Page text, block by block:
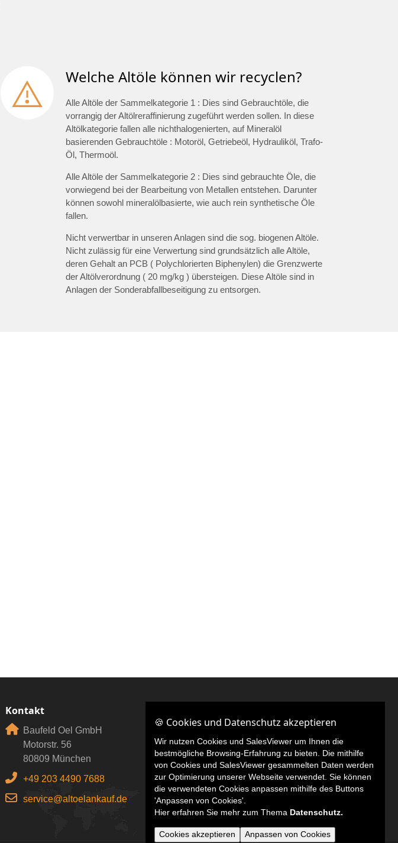
Welche Altöle können wir recyclen?
Alle Altöle der Sammelkategorie 1 : Dies sind Gebrauchtöle, die
vorrangig der Altölreraffinierung zugeführt werden sollen. In diese
Altölkategorie fallen alle nichthalogenierten, auf Mineralöl
basierenden Gebrauchtöle : Motoröl, Getriebeöl, Hydrauliköl, Trafo-
Öl, Thermoöl.
Alle Altöle der Sammelkategorie 2 : Dies sind gebrauchte Öle, die
vorwiegend bei der Bearbeitung von Metallen entstehen. Darunter
können sowohl mineralölbasierte, wie auch rein synthetische Öle
fallen.
Nicht verwertbar in unseren Anlagen sind die sog. biogenen Altöle.
Nicht zulässig für eine Verwertung sind grundsätzlich alle Altöle,
deren Gehalt an PCB ( Polychlorierten Biphenylen) die Grenzwerte
der Altölverordnung ( 20 mg/kg ) übersteigen. Diese Altöle sind in
Anlagen der Sonderabfallbeseitigung zu entsorgen.
Kontakt
Baufeld Oel GmbH
Motorstr. 56
80809 München
+49 203 4490 7688
service@altoelankauf.de
🍪 Cookies und Datenschutz akzeptieren
Wir nutzen Cookies und SalesViewer um Ihnen die
bestmögliche Browsing-Erfahrung zu bieten. Die mithilfe
von Cookies und SalesViewer gesammelten Daten werden
zur Optimierung unserer Webseite verwendet. Sie können
die verwendeten Cookies anpassen mithilfe des Buttons
'Anpassen von Cookies'.
Hier erfahren Sie mehr zum Thema Datenschutz.
Cookies akzeptieren Anpassen von Cookies